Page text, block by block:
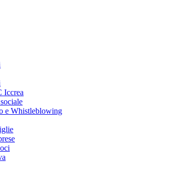
Iccrea
e Whistleblowing